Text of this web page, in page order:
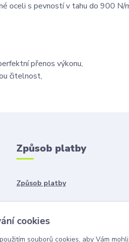
oceli s pevností v tahu do 900 N/
přenos výkonu,
čitelnost,
Způsob platby
Způsob platby
cookies
souborů cookies, aby Vám